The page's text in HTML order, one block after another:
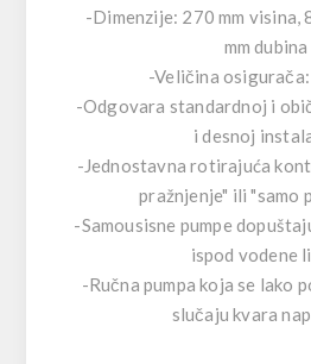
-Dimenzije: 270 mm visina,
mm dubina
-Veličina osigurača:
-Odgovara standardnoj i
i desnoj
-Jednostavna rotirajuća
pražnjenje" ili "samo
-Samousisne pumpe
ispod vodene
-Ručna pumpa koja se lako
slučaju kvara